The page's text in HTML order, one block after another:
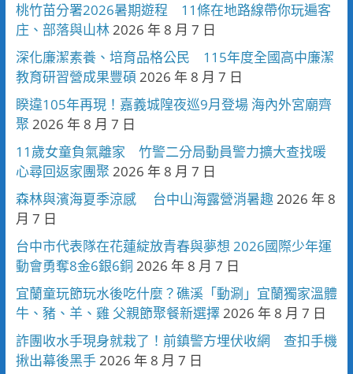
桃竹苗分署2026暑期遊程 11條在地路線帶你玩遍客
庄、部落與山林2026 年 8 月 7 日
深化廉潔素養、培育品格公民 115年度全國高中廉潔
教育研習營成果豐碩 2026 年 8 月 7 日
睽違105年再現！嘉義城隍夜巡9月登場 海內外宮廟齊
聚 2026 年 8 月 7 日
11歲女童負氣離家 竹警二分局動員警力擴大查找暖
心尋回返家團聚 2026 年 8 月 7 日
森林與濱海夏季涼感 台中山海露營消暑趣2026 年 8
月 7 日
台中市代表隊在花蓮綻放青春與夢想 2026國際少年運
動會勇奪8金6銀6銅 2026 年 8 月 7 日
宜蘭童玩節玩水後吃什麼？礁溪「動涮」宜蘭獨家溫體
牛、豬、羊、雞 父親節聚餐新選擇2026 年 8 月 7 日
詐團收水手現身就栽了！前鎮警方埋伏收網 查扣手機
揪出幕後黑手2026 年 8 月 7 日